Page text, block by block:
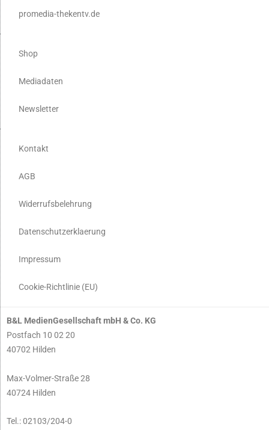
promedia-thekentv.de
Shop
Mediadaten
Newsletter
Kontakt
AGB
Widerrufsbelehrung
Datenschutzerklaerung
Impressum
Cookie-Richtlinie (EU)
B&L MedienGesellschaft mbH & Co. KG
Postfach 10 02 20
40702 Hilden
Max-Volmer-Straße 28
40724 Hilden
Tel.: 02103/204-0